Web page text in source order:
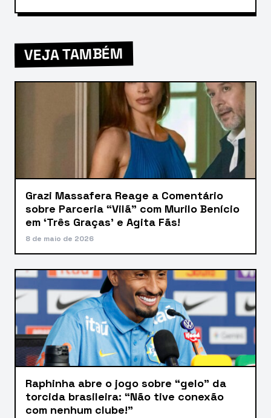
VEJA TAMBÉM
Grazi Massafera Reage a Comentário
sobre Parceria “Vilã” com Murilo Benício
em ‘Três Graças’ e Agita Fãs!
8 de maio de 2026
Raphinha abre o jogo sobre “gelo” da
torcida brasileira: “Não tive conexão
com nenhum clube!”